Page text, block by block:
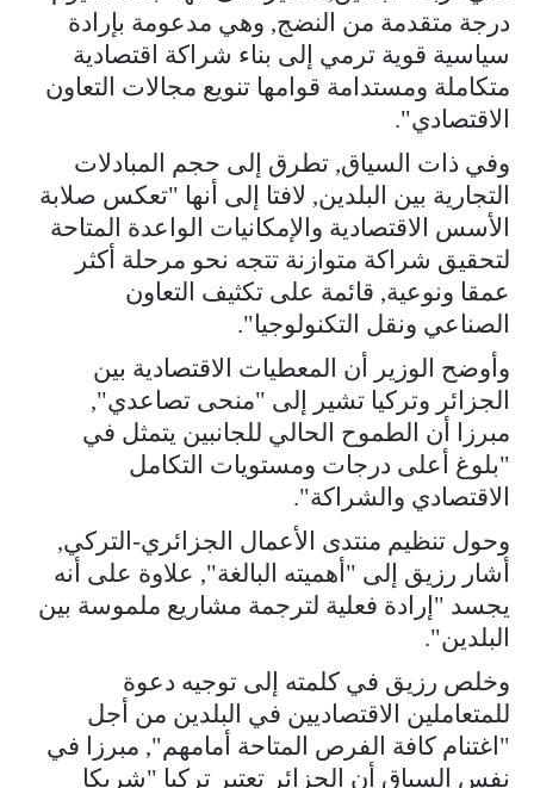
درجة متقدمة من النضج, وهي مدعومة بإرادة
سياسية قوية ترمي إلى بناء شراكة اقتصادية
متكاملة ومستدامة قوامها تنويع مجالات التعاون
الاقتصادي".
وفي ذات السياق, تطرق إلى حجم المبادلات
التجارية بين البلدين, لافتا إلى أنها "تعكس صلابة
الأسس الاقتصادية والإمكانيات الواعدة المتاحة
لتحقيق شراكة متوازنة تتجه نحو مرحلة أكثر
عمقا ونوعية, قائمة على تكثيف التعاون
الصناعي ونقل التكنولوجيا".
وأوضح الوزير أن المعطيات الاقتصادية بين
الجزائر وتركيا تشير إلى "منحى تصاعدي",
مبرزا أن الطموح الحالي للجانبين يتمثل في
"بلوغ أعلى درجات ومستويات التكامل
الاقتصادي والشراكة".
وحول تنظيم منتدى الأعمال الجزائري-التركي,
أشار رزيق إلى "أهميته البالغة", علاوة على أنه
يجسد "إرادة فعلية لترجمة مشاريع ملموسة بين
البلدين".
وخلص رزيق في كلمته إلى توجيه دعوة
للمتعاملين الاقتصاديين في البلدين من أجل
"اغتنام كافة الفرص المتاحة أمامهم", مبرزا في
نفس السياق أن الجزائر تعتبر تركيا "شريكا